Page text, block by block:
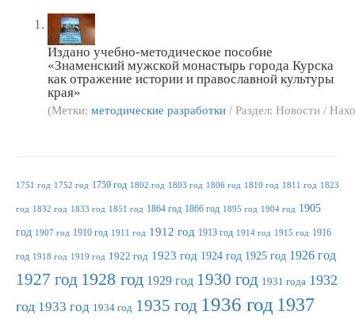
Издано учебно-методическое пособие
«Знаменский мужской монастырь города Курска
как отражение истории и православной культуры
края»
(Метки: методические разработки / Раздел: Новости /
1751 год 1752 год 1759 год 1802 год 1803 год 1806 год 1810 год 1811 год 1823
год 1832 год 1833 год 1851 год 1864 год 1866 год 1895 год 1904 год 1905
год 1907 год 1910 год 1911 год 1912 год 1913 год 1914 год 1915 год 1916
год 1918 год 1919 год 1922 год 1923 год 1924 год 1925 год 1926 год
1927 год 1928 год 1929 год 1930 год 1931 года 1932
год 1933 год 1934 год 1935 год 1936 год 1937